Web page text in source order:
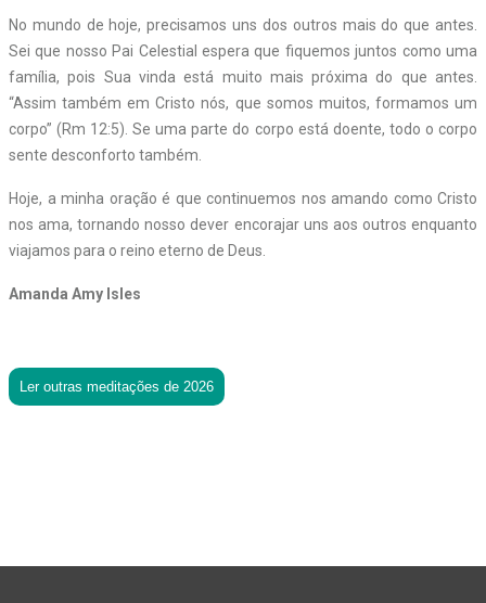
No mundo de hoje, precisamos uns dos outros mais do que antes.
Sei que nosso Pai Celestial espera que fiquemos juntos como uma
família, pois Sua vinda está muito mais próxima do que antes.
“Assim também em Cristo nós, que somos muitos, formamos um
corpo” (Rm 12:5). Se uma parte do corpo está doente, todo o corpo
sente desconforto também.
Hoje, a minha oração é que continuemos nos amando como Cristo
nos ama, tornando nosso dever encorajar uns aos outros enquanto
viajamos para o reino eterno de Deus.
Amanda Amy Isles
Ler outras meditações de 2026